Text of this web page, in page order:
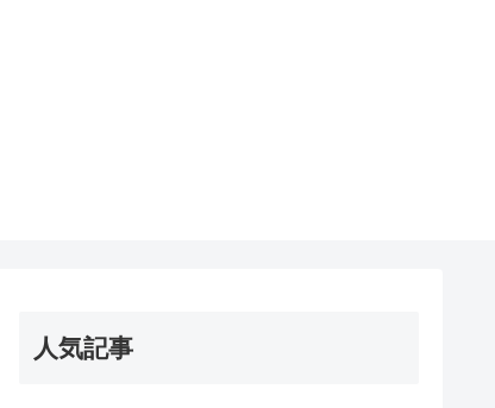
人気記事